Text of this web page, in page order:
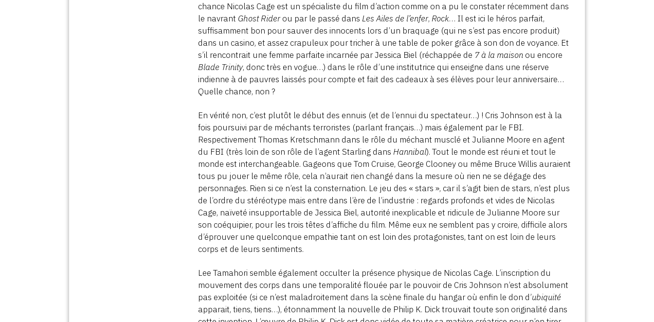
chance Nicolas Cage est un spécialiste du film d’action comme on a pu le constater récemment dans
le navrant Ghost Riderou par le passé dansLes Ailes de l’enfer,Rock… Il est ici le héros parfait,
suffisamment bon pour sauver des innocents lors d’un braquage (qui ne s’est pas encore produit)
dans un casino, et assez crapuleux pour tricher à une table de poker grâce à son don de voyance. Et
s’il rencontrait une femme parfaite incarnée par Jessica Biel (réchappée de 7 à la maison ou encore
Blade Trinity, donc très en vogue…) dans le rôle d’une institutrice qui enseigne dans une réserve
indienne à de pauvres laissés pour compte et fait des cadeaux à ses élèves pour leur anniversaire…
Quelle chance, non ?
En vérité non, c’est plutôt le début des ennuis (et de l’ennui du spectateur…) ! Cris Johnson est à la
fois poursuivi par de méchants terroristes (parlant français…) mais également par le FBI.
Respectivement Thomas Kretschmann dans le rôle du méchant musclé et Julianne Moore en agent
du FBI (très loin de son rôle de l’agent Starling dansHannibal). Tout le monde est réuni et tout le
monde est interchangeable. Gageons que Tom Cruise, George Clooney ou même Bruce Willis auraient
tous pu jouer le même rôle, cela n’aurait rien changé dans la mesure où rien ne se dégage des
personnages. Rien si ce n’est la consternation. Le jeu des « stars », car il s’agit bien de stars, n’est plus
de l’ordre du stéréotype mais entre dans l’ère de l’industrie : regards profonds et vides de Nicolas
Cage, naïveté insupportable de Jessica Biel, autorité inexplicable et ridicule de Julianne Moore sur
son coéquipier, pour les trois têtes d’affiche du film. Même eux ne semblent pas y croire, difficile alors
d’éprouver une quelconque empathie tant on est loin des protagonistes, tant on est loin de leurs
corps et de leurs sentiments.
Lee Tamahori semble également occulter la présence physique de Nicolas Cage. L’inscription du
mouvement des corps dans une temporalité flouée par le pouvoir de Cris Johnson n’est absolument
pas exploitée (si ce n’est maladroitement dans la scène finale du hangar où enfin le don d’ubiquité
apparait, tiens, tiens…), étonnamment la nouvelle de Philip K. Dick trouvait toute son originalité dans